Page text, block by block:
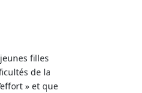
filles
de la
» et que